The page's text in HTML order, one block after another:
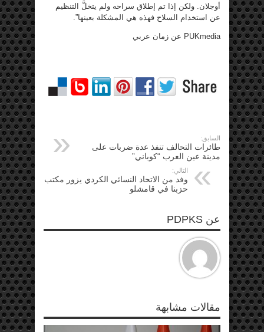
أوجلان. ولكن إذا تم إطلاق سراحه ولم يتخلَّ التنظيم
عن استخدام السلاح فهذه هي المشكلة بعينها”.
PUKmedia عن زمان عربي
السابق:
طائرات التحالف تنفذ عدة ضربات على
مدينة عين العرب “كوباني”
التالي:
وفد من الاتحاد النسائي الكردي يزور مكتب
حزبنا في قامشلو
عن PDPKS
مقالات مشابهة